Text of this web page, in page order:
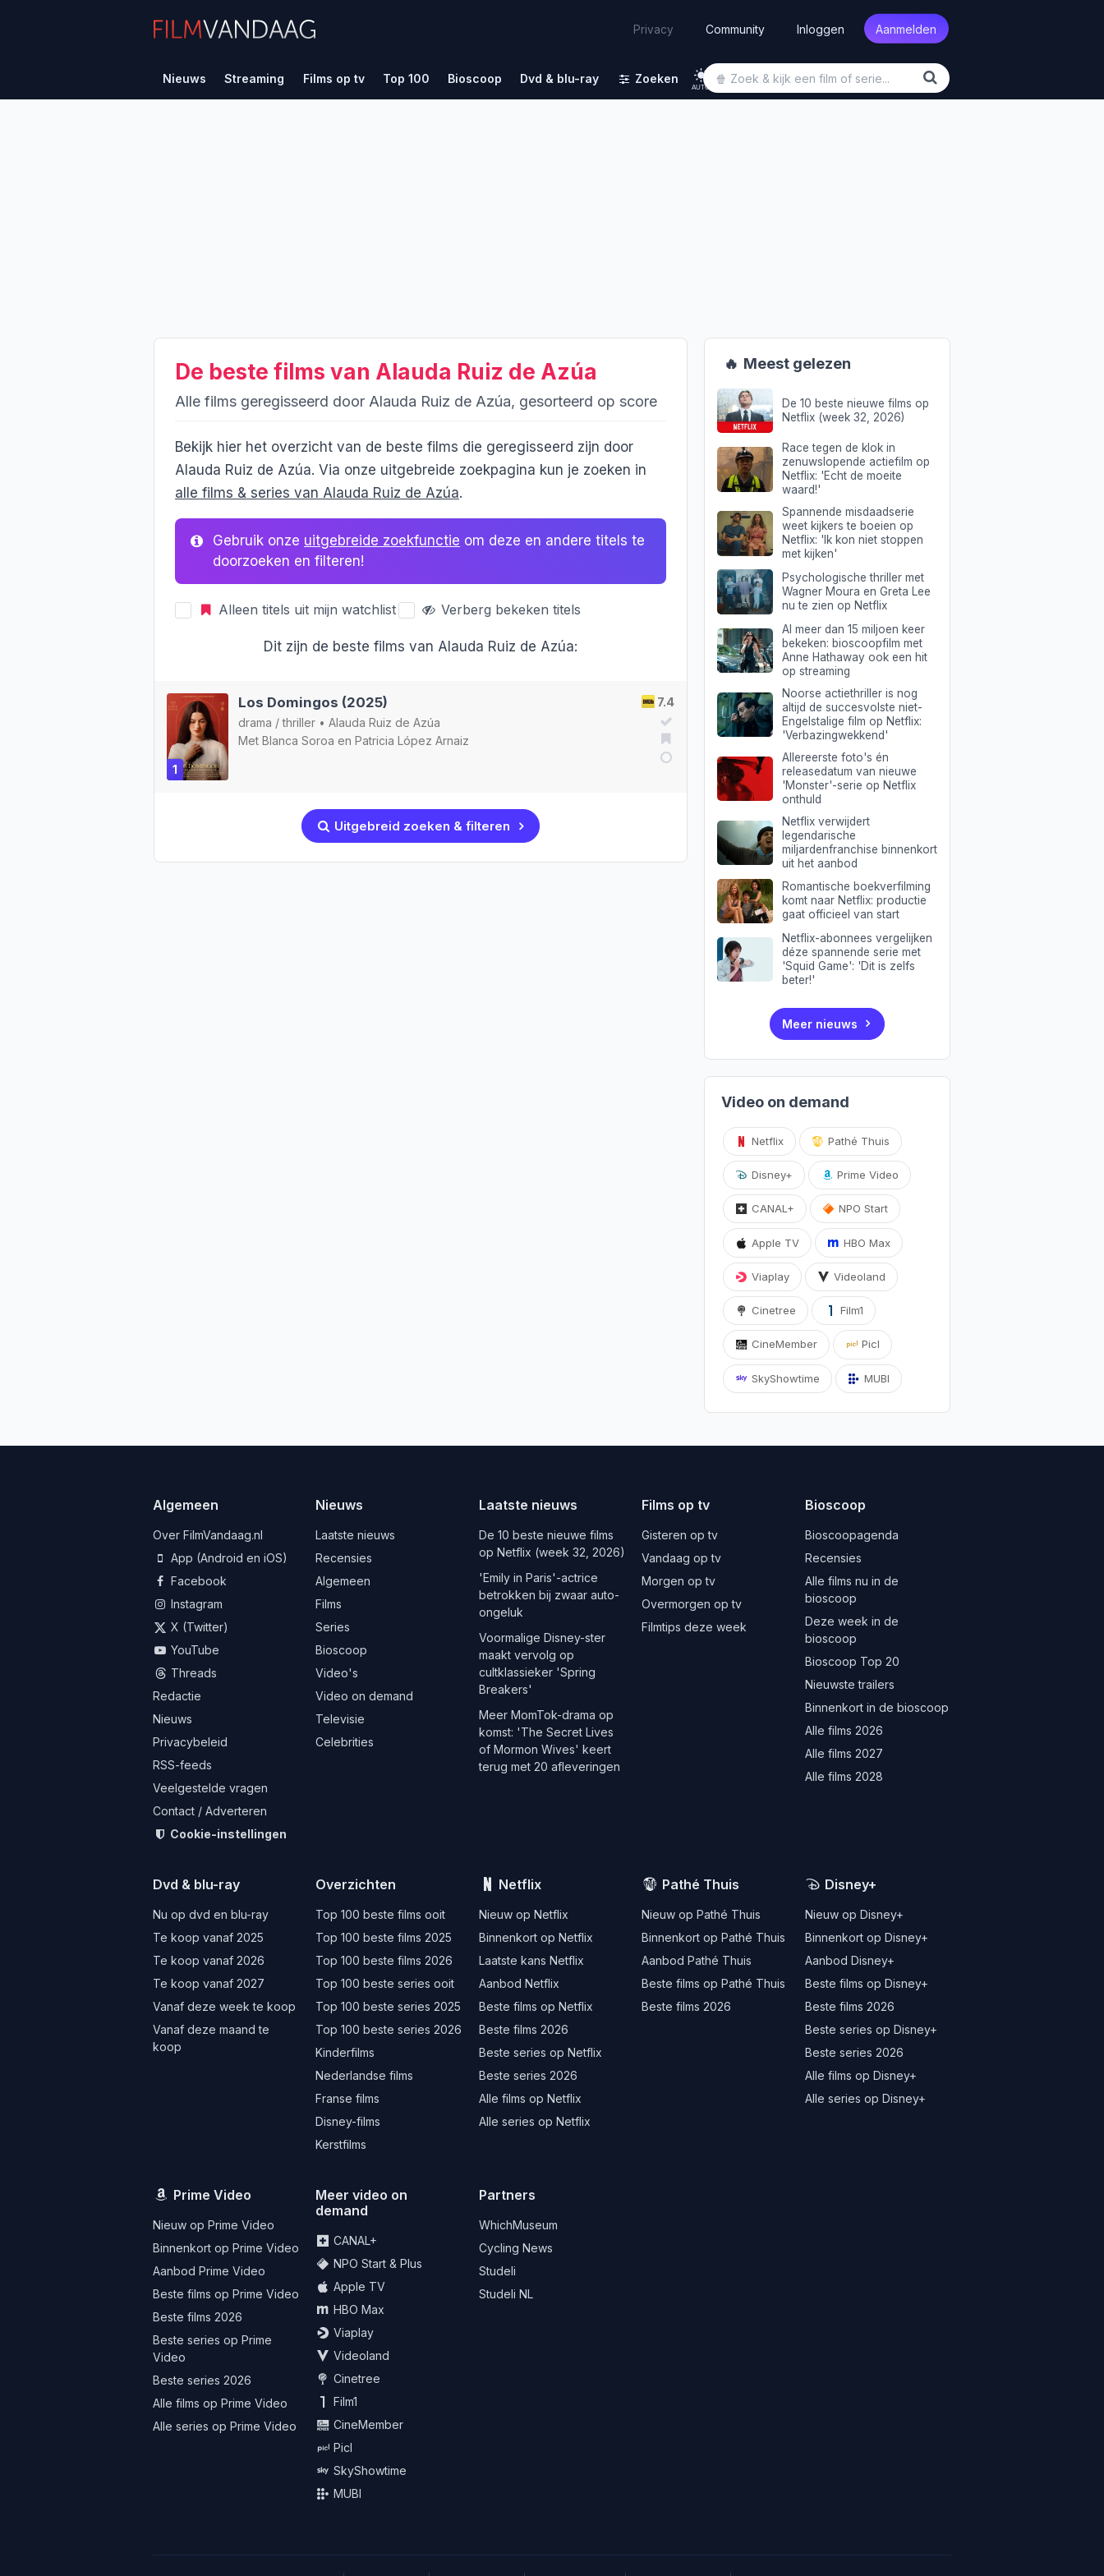
Privacy Community Inloggen Aanmelden
Nieuws Streaming Films op tv Top 100 Bioscoop Dvd & blu-ray Zoeken
AUTO
De beste films van Alauda Ruiz de Azúa
Alle films geregisseerd door Alauda Ruiz de Azúa, gesorteerd op score
Bekijk hier het overzicht van de beste films die geregisseerd zijn door
Alauda Ruiz de Azúa. Via onze uitgebreide zoekpagina kun je zoeken in
alle films & series van Alauda Ruiz de Azúa.
Gebruik onze uitgebreide zoekfunctie om deze en andere titels te
doorzoeken en filteren!
Alleen titels uit mijn watchlist Verberg bekeken titels
Dit zijn de beste films van Alauda Ruiz de Azúa:
1
7.4
Los Domingos (2025)
drama /thriller • Alauda Ruiz de Azúa
Met Blanca Soroa en Patricia López Arnaiz
Uitgebreid zoeken & filteren
🔥 Meest gelezen
De 10 beste nieuwe films op
Netflix (week 32, 2026)
Race tegen de klok in
zenuwslopende actiefilm op
Netflix: 'Echt de moeite
waard!'
Spannende misdaadserie
weet kijkers te boeien op
Netflix: 'Ik kon niet stoppen
met kijken'
Psychologische thriller met
Wagner Moura en Greta Lee
nu te zien op Netflix
Al meer dan 15 miljoen keer
bekeken: bioscoopfilm met
Anne Hathaway ook een hit
op streaming
Noorse actiethriller is nog
altijd de succesvolste niet-
Engelstalige film op Netflix:
'Verbazingwekkend'
Allereerste foto's én
releasedatum van nieuwe
'Monster'-serie op Netflix
onthuld
Netflix verwijdert
legendarische
miljardenfranchise binnenkort
uit het aanbod
Romantische boekverfilming
komt naar Netflix: productie
gaat officieel van start
Netflix-abonnees vergelijken
déze spannende serie met
'Squid Game': 'Dit is zelfs
beter!'
Meer nieuws
Video on demand
Netflix Pathé Thuis
Disney+ Prime Video
CANAL+ NPO Start
Apple TV HBO Max
Viaplay Videoland
Cinetree Film1
CineMember Picl
SkyShowtime MUBI
Algemeen
Over FilmVandaag.nl
App (Android en iOS)
Facebook
Instagram
X (Twitter)
YouTube
Threads
Redactie
Nieuws
Privacybeleid
RSS-feeds
Veelgestelde vragen
Contact / Adverteren
Cookie-instellingen
Nieuws
Laatste nieuws
Recensies
Algemeen
Films
Series
Bioscoop
Video's
Video on demand
Televisie
Celebrities
Laatste nieuws
De 10 beste nieuwe films
op Netflix (week 32, 2026)
'Emily in Paris'-actrice
betrokken bij zwaar auto-
ongeluk
Voormalige Disney-ster
maakt vervolg op
cultklassieker 'Spring
Breakers'
Meer MomTok-drama op
komst: 'The Secret Lives
of Mormon Wives' keert
terug met 20 afleveringen
Films op tv
Gisteren op tv
Vandaag op tv
Morgen op tv
Overmorgen op tv
Filmtips deze week
Bioscoop
Bioscoopagenda
Recensies
Alle films nu in de
bioscoop
Deze week in de
bioscoop
Bioscoop Top 20
Nieuwste trailers
Binnenkort in de bioscoop
Alle films 2026
Alle films 2027
Alle films 2028
Dvd & blu-ray
Nu op dvd en blu-ray
Te koop vanaf 2025
Te koop vanaf 2026
Te koop vanaf 2027
Vanaf deze week te koop
Vanaf deze maand te
koop
Overzichten
Top 100 beste films ooit
Top 100 beste films 2025
Top 100 beste films 2026
Top 100 beste series ooit
Top 100 beste series 2025
Top 100 beste series 2026
Kinderfilms
Nederlandse films
Franse films
Disney-films
Kerstfilms
Netflix
Nieuw op Netflix
Binnenkort op Netflix
Laatste kans Netflix
Aanbod Netflix
Beste films op Netflix
Beste films 2026
Beste series op Netflix
Beste series 2026
Alle films op Netflix
Alle series op Netflix
Pathé Thuis
Nieuw op Pathé Thuis
Binnenkort op Pathé Thuis
Aanbod Pathé Thuis
Beste films op Pathé Thuis
Beste films 2026
Disney+
Nieuw op Disney+
Binnenkort op Disney+
Aanbod Disney+
Beste films op Disney+
Beste films 2026
Beste series op Disney+
Beste series 2026
Alle films op Disney+
Alle series op Disney+
Prime Video
Nieuw op Prime Video
Binnenkort op Prime Video
Aanbod Prime Video
Beste films op Prime Video
Beste films 2026
Beste series op Prime
Video
Beste series 2026
Alle films op Prime Video
Alle series op Prime Video
Meer video on
demand
CANAL+
NPO Start & Plus
Apple TV
HBO Max
Viaplay
Videoland
Cinetree
Film1
CineMember
Picl
SkyShowtime
MUBI
Partners
WhichMuseum
Cycling News
Studeli
Studeli NL